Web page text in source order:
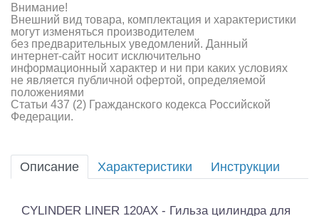
Аппаратура и электроника
Аккумуляторы и батарейки
Зарядные устройства и блоки питания
Двигатели
Инструмент,измерительные приборы,расходники
Внимание!
Внешний вид товара, комплектация и характеристики
могут изменяться производителем
без предварительных уведомлений. Данный
интернет-сайт носит исключительно
информационный характер и ни при каких условиях
не является публичной офертой, определяемой
положениями
Статьи 437 (2) Гражданского кодекса Российской
Федерации.
Описание Характеристики Инструкции
CYLINDER LINER 120AX - Гильза цилиндра для